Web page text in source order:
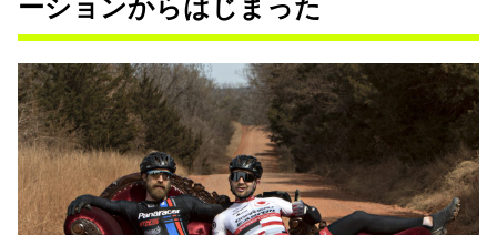
ーションからはじまった